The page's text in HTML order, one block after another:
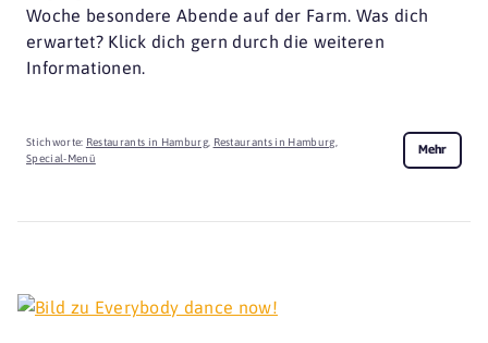
Woche besondere Abende auf der Farm. Was dich
erwartet? Klick dich gern durch die weiteren
Informationen.
Stichworte: Restaurants in Hamburg, Restaurants in Hamburg,
Special-Menü
Mehr